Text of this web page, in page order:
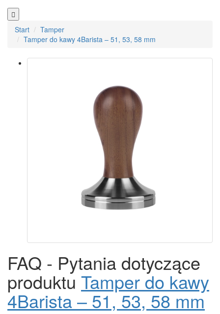
Start
Tamper
Tamper do kawy 4Barista – 51, 53, 58 mm
FAQ - Pytania dotyczące
produktu Tamper do kawy
4Barista – 51, 53, 58 mm